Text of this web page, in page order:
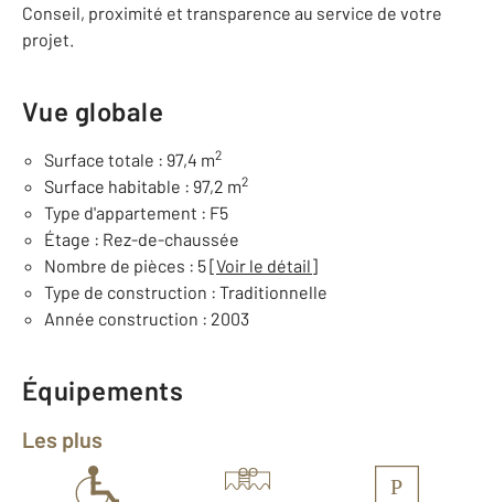
Conseil, proximité et transparence au service de votre
projet.
Vue globale
Surface totale : 97,4 m2
Surface habitable : 97,2 m2
Type d'appartement : F5
Étage : Rez-de-chaussée
Nombre de pièces : 5[Voir le détail]
Type de construction : Traditionnelle
Année construction : 2003
Équipements
Les plus
P